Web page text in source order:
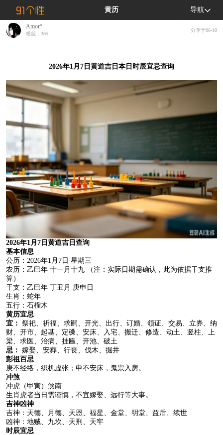
黄历 导航
Amor°
粉丝：365
分享于06-10
2026年1月7日黄道吉日本日时辰宜忌查询
2026年1月7日黄道吉日查询
基本信息
公历：2026年1月7日 星期三
农历：乙巳年 十一月十九 （注：实际日期需确认，此为依据干支推
算）
干支：乙巳年 丁丑月 庚申日
生肖：蛇年
五行：石榴木
黄历宜忌
宜： 祭祀、祈福、求嗣、开光、出行、订婚、领证、交易、立券、纳
财、开市、起基、定磉、安床、入宅、搬迁、修造、动土、竖柱、上
梁、求医、治病、挂匾、开池、破土
忌： 嫁娶、安葬、行丧、伐木、掘井
彭祖百忌
庚不经络，织机虚张；申不安床，鬼祟入房。
冲煞
冲虎（甲寅）煞南
生肖虎者当日需谨慎，不宜嫁娶、远行等大事。
吉神凶神
吉神：天德、月德、天恩、福星、金堂、明堂、益后、续世
凶神：地贼、九坎、天刑、天牢
时辰宜忌